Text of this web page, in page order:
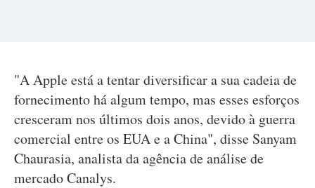
"A Apple está a tentar diversificar a sua cadeia de
fornecimento há algum tempo, mas esses esforços
cresceram nos últimos dois anos, devido à guerra
comercial entre os EUA e a China", disse Sanyam
Chaurasia, analista da agência de análise de
mercado Canalys.